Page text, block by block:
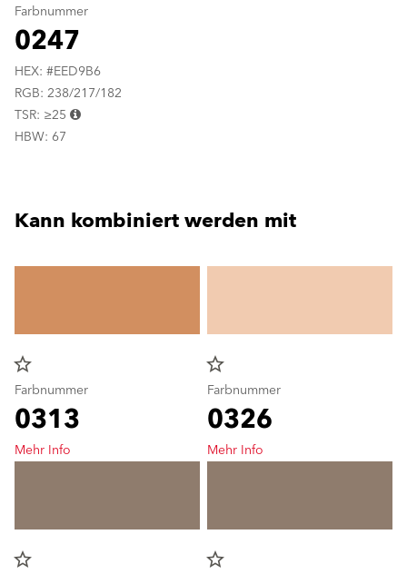
Farbnummer
0247
HEX: #EED9B6
RGB: 238/217/182
TSR: ≥25
HBW: 67
Kann kombiniert werden mit
star_border
Farbnummer
0313
Mehr Info
star_border
star_border
Farbnummer
0326
Mehr Info
star_border